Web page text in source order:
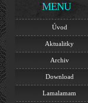
MENU
Úvod
Aktualitky
Archiv
Download
Lamalamam